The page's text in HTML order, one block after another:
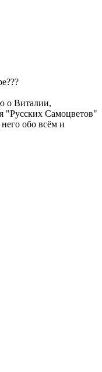
о Виталии,
"Русских Самоцветов"
обо всём и